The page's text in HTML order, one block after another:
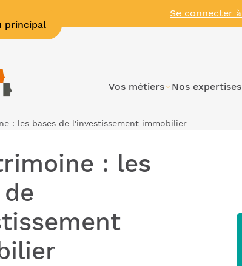
principal
Se connecter à
Vos métiers Nos expertises
: les bases de l'investissement immobilier
: les